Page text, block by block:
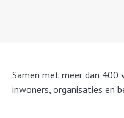
Samen met meer dan 400
inwoners, organisaties en